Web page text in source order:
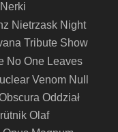
Nerki
Nietrzask Night
Tribute Show
No One Leaves
Venom Null
Oddział
Olaf